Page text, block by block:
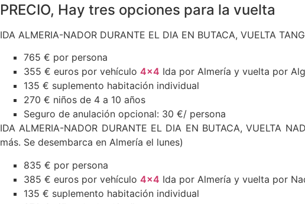
PRECIO, Hay tres opciones para la vuelta
IDA ALMERIA-NADOR DURANTE EL DIA EN BUTACA, VUELTA
765 € por persona
355 € euros por vehículo 4×4 Ida por Almería y vuelta por
135 € suplemento habitación individual
270 € niños de 4 a 10 años
Seguro de anulación opcional: 30 €/ persona
IDA ALMERIA-NADOR DURANTE EL DIA EN BUTACA, VUELTA
más. Se desembarca en Almería el lunes)
835 € por persona
385 € euros por vehículo 4×4 Ida por Almería y vuelta por
135 € suplemento habitación individual